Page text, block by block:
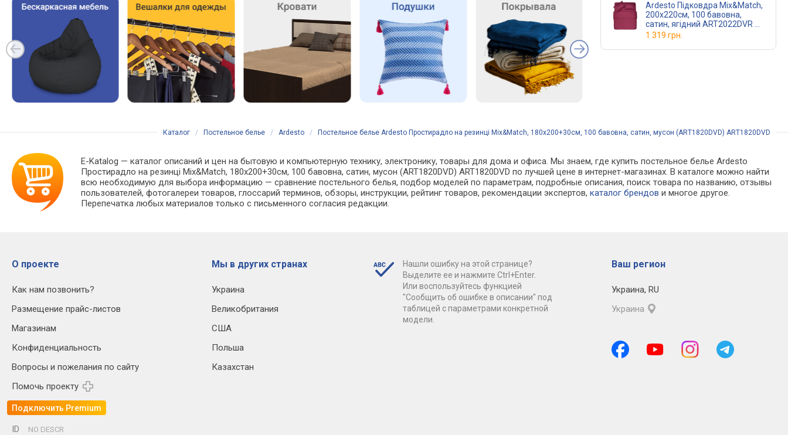
Ardesto Підковдра Mix&Match,
200х220см, 100 бавовна,
сатин, ягідний ART2022DVR
(ART2022DVR)
1 319 грн.
Каталог / Постельное белье / Ardesto / Постельное белье Ardesto Простирадло на резинці Mix&Match, 180х200+30см, 100 бавовна, сатин, мусон (ART1820DVD) ART1820DVD
E-Katalog — каталог описаний и цен на бытовую и компьютерную технику, электронику, товары для дома и офиса. Мы знаем, где купить постельное белье Ardesto
Простирадло на резинці Mix&Match, 180х200+30см, 100 бавовна, сатин, мусон (ART1820DVD) ART1820DVD по лучшей цене в интернет-магазинах. В каталоге можно найти
всю необходимую для выбора информацию — сравнение постельного белья, подбор моделей по параметрам, подробные описания, поиск товара по названию, отзывы
пользователей, фотогалереи товаров, глоссарий терминов, обзоры, инструкции, рейтинг товаров, рекомендации экспертов,каталог брендов и многое другое.
Перепечатка любых материалов только с письменного согласия редакции.
О проекте
Как нам позвонить?
Размещение прайс-листов
Магазинам
Конфиденциальность
Вопросы и пожелания по сайту
Помочь проекту
Подключить Premium
Мы в других странах
Украина
Великобритания
США
Польша
Казахстан
Нашли ошибку на этой странице?
Выделите ее и нажмите Ctrl+Enter.
Или воспользуйтесь функцией
"Сообщить об ошибке в описании" под
таблицей с параметрами конкретной
модели.
Ваш регион
Украина, RU
Украина
ID NO DESCR